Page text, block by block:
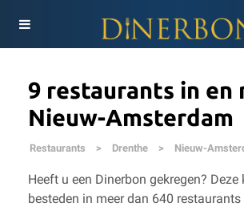
9 restaurants in en
Nieuw-Amsterdam
Restaurants > Drenthe > Nieuw-
Heeft u een Dinerbon gekregen? Deze
besteden in meer dan 640